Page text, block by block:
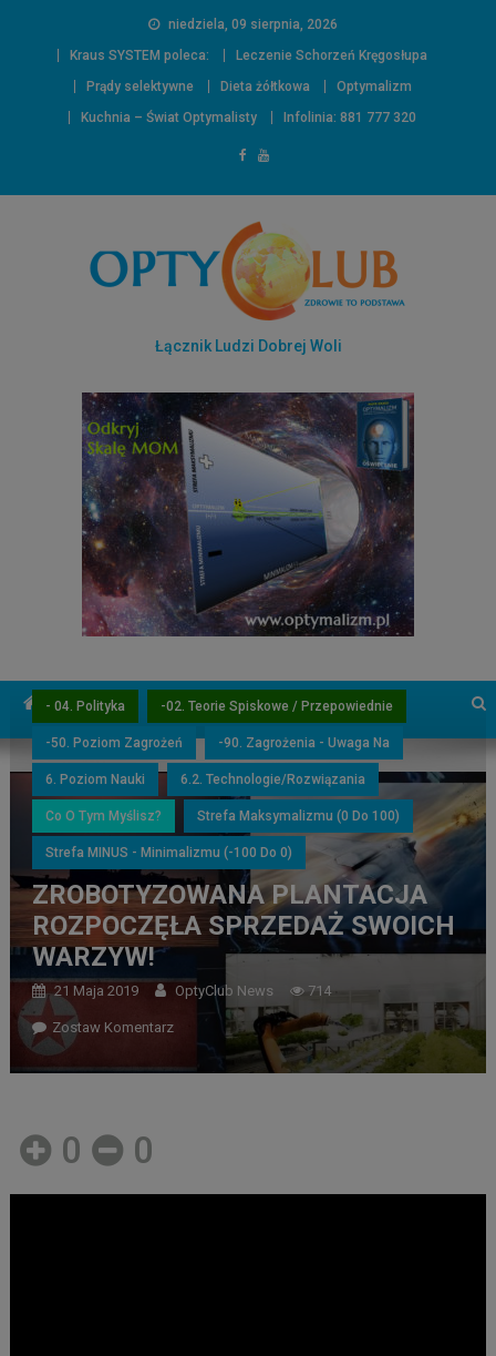
niedziela, 09 sierpnia, 2026
Kraus SYSTEM poleca:
Leczenie Schorzeń Kręgosłupa
Prądy selektywne
Dieta żółtkowa
Optymalizm
Kuchnia – Świat Optymalisty
Infolinia: 881 777 320
Łącznik Ludzi Dobrej Woli
- 04. Polityka -02. Teorie Spiskowe / Przepowiednie
-50. Poziom Zagrożeń -90. Zagrożenia - Uwaga Na
6. Poziom Nauki 6.2. Technologie/Rozwiązania
Co O Tym Myślisz? Strefa Maksymalizmu (0 Do 100)
Strefa MINUS - Minimalizmu (-100 Do 0)
ZROBOTYZOWANA PLANTACJA
ROZPOCZĘŁA SPRZEDAŻ SWOICH
WARZYW!
21 Maja 2019 OptyClub News 714
Zostaw Komentarz
0 0